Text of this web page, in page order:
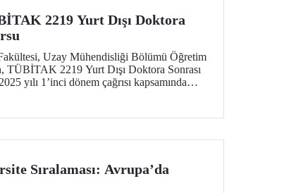
2219 Yurt Dışı Doktora
Uzay Mühendisliği Bölümü Öğretim
2219 Yurt Dışı Doktora Sonrası
yılı 1’inci dönem çağrısı kapsamında
Sıralaması: Avrupa’da